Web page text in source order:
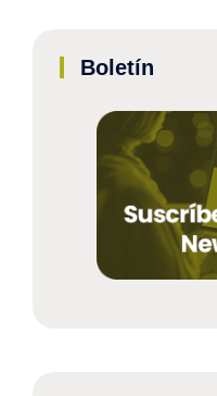
Boletín